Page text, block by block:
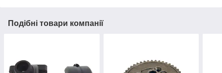
Подібні товари компанії